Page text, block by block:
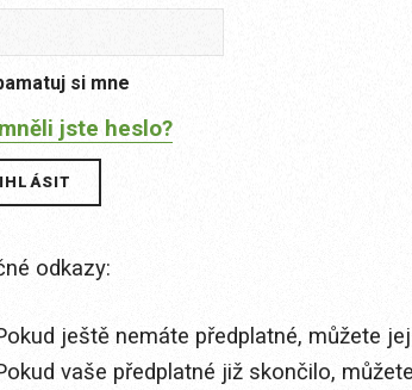
si mne
jste heslo?
odkazy:
ještě nemáte předplatné, můžete
vaše předplatné již skončilo,